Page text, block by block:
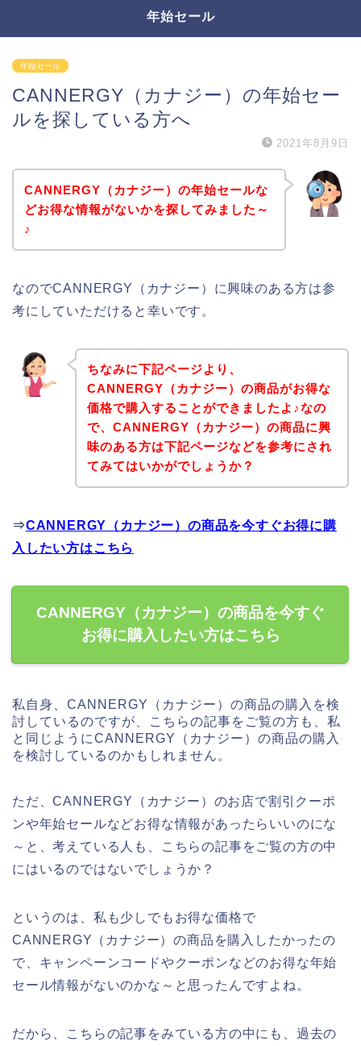
年始セール
年始セール
CANNERGY（カナジー）の年始セー
ルを探している方へ
2021年8月9日
CANNERGY（カナジー）の年始セールな
どお得な情報がないかを探してみました～
♪
なのでCANNERGY（カナジー）に興味のある方は参
考にしていただけると幸いです。
ちなみに下記ページより、
CANNERGY（カナジー）の商品がお得な
価格で購入することができましたよ♪なの
で、CANNERGY（カナジー）の商品に興
味のある方は下記ページなどを参考にされ
てみてはいかがでしょうか？
⇒CANNERGY（カナジー）の商品を今すぐお得に購
入したい方はこちら
CANNERGY（カナジー）の商品を今すぐ
お得に購入したい方はこちら
私自身、CANNERGY（カナジー）の商品の購入を検
討しているのですが、こちらの記事をご覧の方も、私
と同じようにCANNERGY（カナジー）の商品の購入
を検討しているのかもしれません。
ただ、CANNERGY（カナジー）のお店で割引クーポ
ンや年始セールなどお得な情報があったらいいのにな
～と、考えている人も、こちらの記事をご覧の方の中
にはいるのではないでしょうか？
というのは、私も少しでもお得な価格で
CANNERGY（カナジー）の商品を購入したかったの
で、キャンペーンコードやクーポンなどのお得な年始
セール情報がないのかな～と思ったんですよね。
だから、こちらの記事をみている方の中にも、過去の